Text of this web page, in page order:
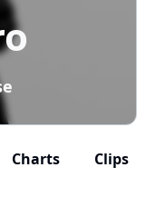
Charts Clips